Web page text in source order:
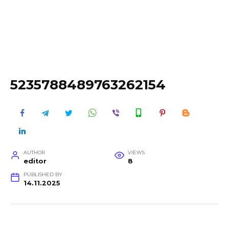
5235788489763262154
AUTHOR
editor
VIEWS
8
PUBLISHED BY
14.11.2025